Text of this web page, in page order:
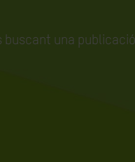
buscant una